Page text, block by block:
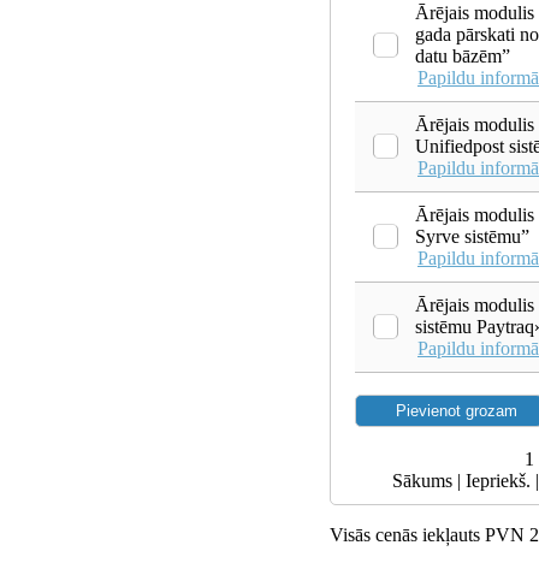
Ārējais
gada pārskati
datu bāzēm”
Papildu
Ārējais modulis
Unifiedpost
Papildu
Ārējais modulis
Syrve sistēmu”
Papildu
Ārējais modulis
sistēmu
Papildu
1
Sākums | Iepriekš.
Visās cenās iekļauts PVN